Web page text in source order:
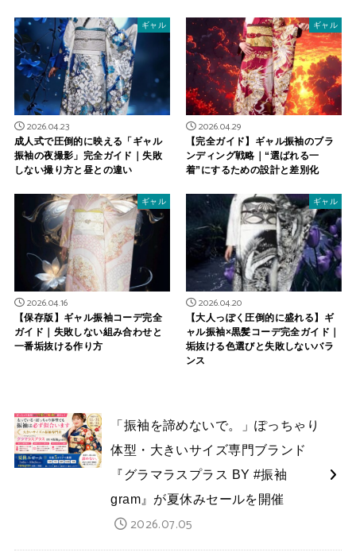
ギャル
2026.04.23
成人式で圧倒的に映える「ギャル
振袖の夜撮影」完全ガイド｜失敗
しない撮り方と昼との違い
ギャル
2026.04.29
【完全ガイド】ギャル振袖のブラ
ンディング戦略｜“選ばれる一
着”にするための設計と差別化
ギャル
2026.04.16
【保存版】ギャル振袖コーデ完全
ガイド｜失敗しない組み合わせと
一番垢抜ける作り方
ギャル
2026.04.20
【大人っぽく圧倒的に盛れる】ギ
ャル振袖×黒髪コーデ完全ガイド｜
垢抜ける色選びと失敗しないバラ
ンス
「振袖を諦めないで。」ぽっちゃり
体型・大きいサイズ専門ブランド
『グラマラスプラス BY #振袖
gram』が夏休みセールを開催
2026.07.05